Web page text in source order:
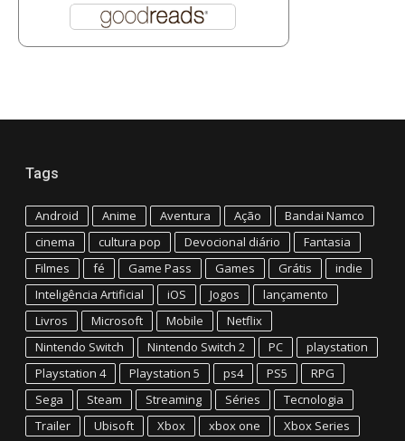
Tags
Android Anime Aventura Ação
Bandai Namco
cinema
cultura pop Devocional diário
Fantasia
Filmes
fé Game Pass Games Grátis
indie
Inteligência Artificial
iOS Jogos
lançamento
Livros
Microsoft Mobile
Netflix
Nintendo Switch
Nintendo Switch 2 PC
playstation
Playstation 4
Playstation 5 ps4 PS5
RPG
Sega
Steam Streaming Séries
Tecnologia
Trailer
Ubisoft Xbox xbox one
Xbox Series